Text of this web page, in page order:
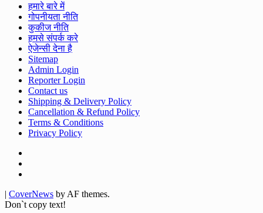
हमारे बारे में
गोपनीयता नीति
कुकीज नीति
हमसे संपर्क करे
ऐजेन्सी देना है
Sitemap
Admin Login
Reporter Login
Contact us
Shipping & Delivery Policy
Cancellation & Refund Policy
Terms & Conditions
Privacy Policy
| CoverNews by AF themes.
Don`t copy text!